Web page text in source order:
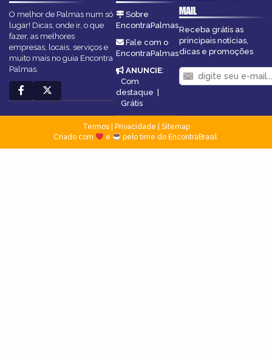
O melhor de Palmas num só
lugar! Dicas, onde ir, o que
fazer, as melhores
empresas, locais, serviços e
muito mais no guia Encontra
Palmas.
Sobre
EncontraPalmas
Fale com o
EncontraPalmas
ANUNCIE:
Com
destaque |
Grátis
MAIL
Receba grátis as
principais notícias,
dicas e promoções
Termos| Privacidade
Sitemap
Criado com
e pelo time do EncontraBrasil